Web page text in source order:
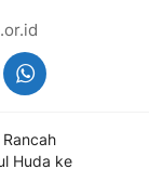
Huda ke